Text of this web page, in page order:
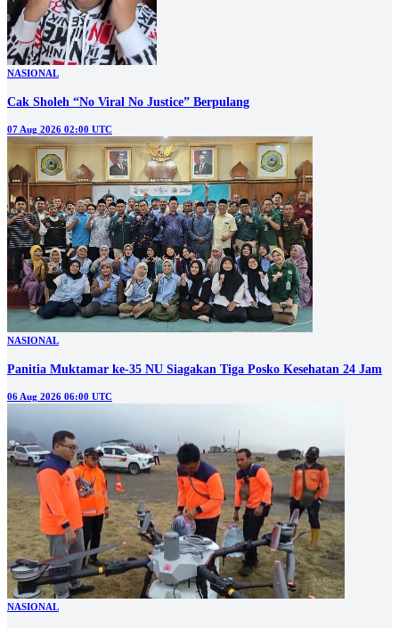
NASIONAL
Cak Sholeh “No Viral No Justice” Berpulang
07 Aug 2026 02:00 UTC
NASIONAL
Panitia Muktamar ke-35 NU Siagakan Tiga Posko Kesehatan 24 Jam
06 Aug 2026 06:00 UTC
NASIONAL